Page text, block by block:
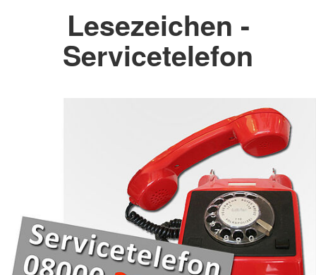
Lesezeichen -
Servicetelefon